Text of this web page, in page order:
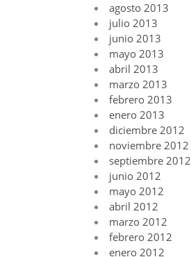
agosto 2013
julio 2013
junio 2013
mayo 2013
abril 2013
marzo 2013
febrero 2013
enero 2013
diciembre 2012
noviembre 2012
septiembre 2012
junio 2012
mayo 2012
abril 2012
marzo 2012
febrero 2012
enero 2012